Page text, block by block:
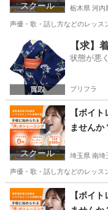
スクール
迎
栃木県 河内
声優・歌・話し方などのレッス
栃木 河内郡 その他
【求】
状態が悪
プリフラ
スクール
【ボイ
ません
迎
埼玉県 南埼
声優・歌・話し方などのレッス
埼玉 南埼玉郡 その他
【ボイ